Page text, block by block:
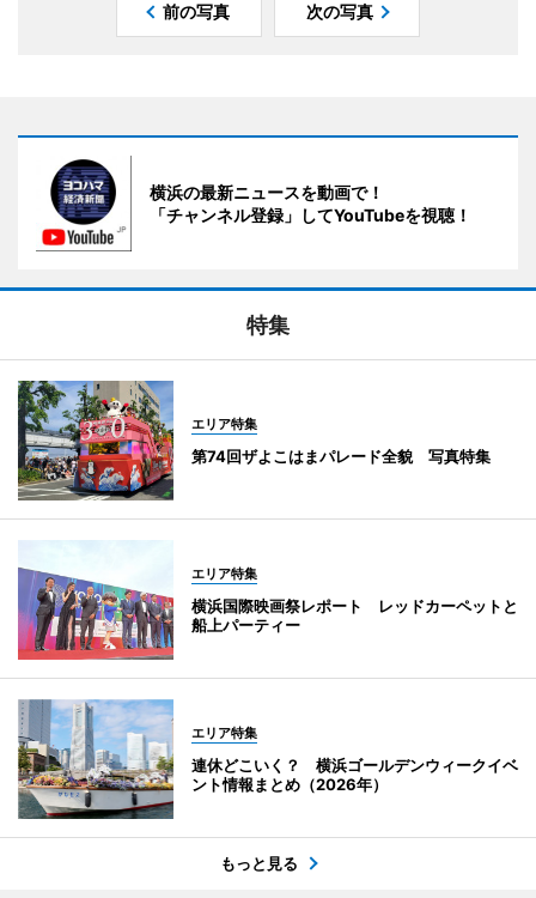
前の写真 次の写真
横浜の最新ニュースを動画で！
「チャンネル登録」してYouTubeを視聴！
特集
エリア特集
第74回ザよこはまパレード全貌 写真特集
エリア特集
横浜国際映画祭レポート レッドカーペットと
船上パーティー
エリア特集
連休どこいく？ 横浜ゴールデンウィークイベ
ント情報まとめ（2026年）
もっと見る